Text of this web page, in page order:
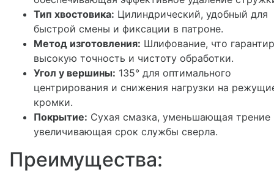
Тип хвостовика: Цилиндрический, удобный для
быстрой смены и фиксации в патроне.
Метод изготовления: Шлифование, что
высокую точность и чистоту обработки.
Угол у вершины: 135° для оптимального
центрирования и снижения нагрузки на
кромки.
Покрытие: Сухая смазка, уменьшающая трение
увеличивающая срок службы сверла.
Преимущества: